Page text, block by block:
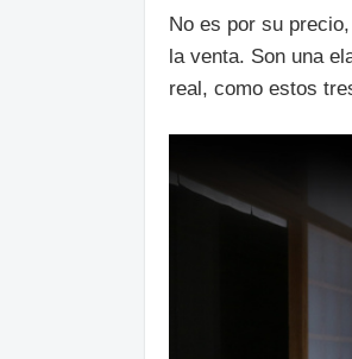
No es por su
la venta. Son una
real, como estos